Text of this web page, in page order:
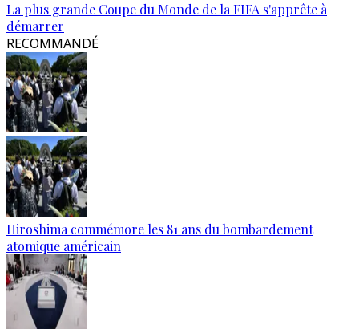
La plus grande Coupe du Monde de la FIFA s'apprête à
démarrer
RECOMMANDÉ
Hiroshima commémore les 81 ans du bombardement
atomique américain